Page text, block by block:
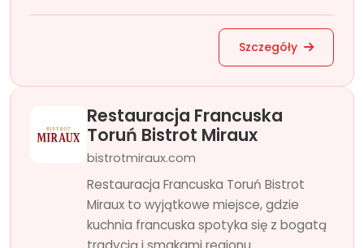
Szczegóły
Restauracja Francuska
Toruń Bistrot Miraux
bistrotmiraux.com
Restauracja Francuska Toruń Bistrot
Miraux to wyjątkowe miejsce, gdzie
kuchnia francuska spotyka się z bogatą